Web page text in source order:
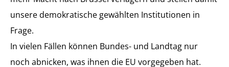
unsere demokratische gewählten Institutionen in
Frage.
In vielen Fällen können Bundes- und Landtag nur
noch abnicken, was ihnen die EU vorgegeben hat.